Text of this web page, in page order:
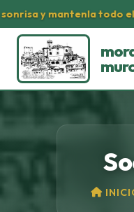
y mantenla todo el